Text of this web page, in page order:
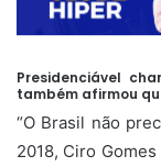
Presidenciável
também afirmou
“O Brasil não
2018, Ciro